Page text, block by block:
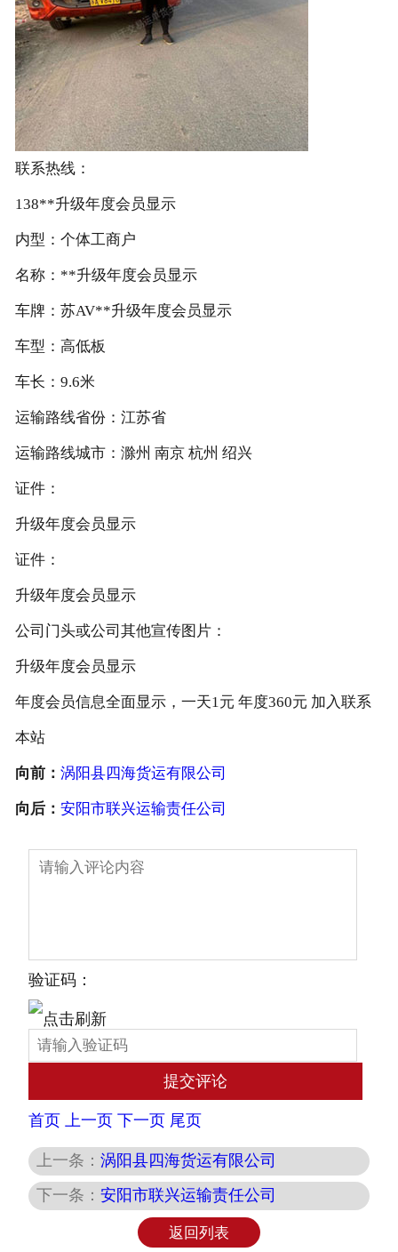
联系热线：
138**升级年度会员显示
内型：个体工商户
名称：**升级年度会员显示
车牌：苏AV**升级年度会员显示
车型：高低板
车长：9.6米
运输路线省份：江苏省
运输路线城市：滁州 南京 杭州 绍兴
证件：
升级年度会员显示
证件：
升级年度会员显示
公司门头或公司其他宣传图片：
升级年度会员显示
年度会员信息全面显示，一天1元 年度360元 加入联系
本站
向前： 涡阳县四海货运有限公司
向后： 安阳市联兴运输责任公司
验证码：
首页 上一页 下一页 尾页
上一条： 涡阳县四海货运有限公司
下一条： 安阳市联兴运输责任公司
返回列表